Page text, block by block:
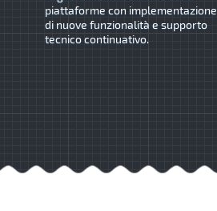
piattaforme con implementazione
di nuove funzionalità e supporto
tecnico continuativo.